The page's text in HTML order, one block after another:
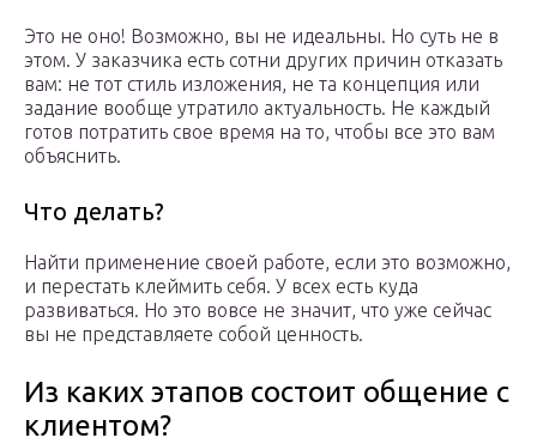
Это не оно! Возможно, вы не идеальны. Но суть не в
этом. У заказчика есть сотни других причин отказать
вам: не тот стиль изложения, не та концепция или
задание вообще утратило актуальность. Не каждый
готов потратить свое время на то, чтобы все это вам
объяснить.
Что делать?
Найти применение своей работе, если это возможно,
и перестать клеймить себя. У всех есть куда
развиваться. Но это вовсе не значит, что уже сейчас
вы не представляете собой ценность.
Из каких этапов состоит общение с
клиентом?